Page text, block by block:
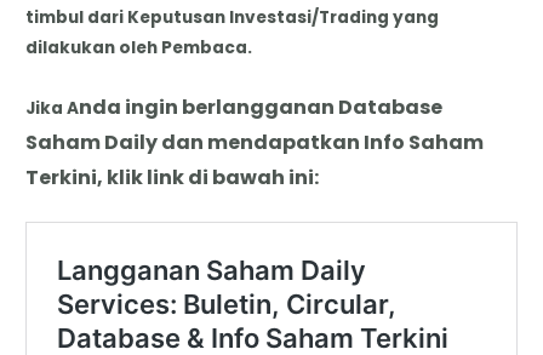
timbul dari Keputusan Investasi/Trading yang
dilakukan oleh Pembaca.
Jika Anda ingin berlangganan Database
Saham Daily dan mendapatkan Info Saham
Terkini, klik link di bawah ini: